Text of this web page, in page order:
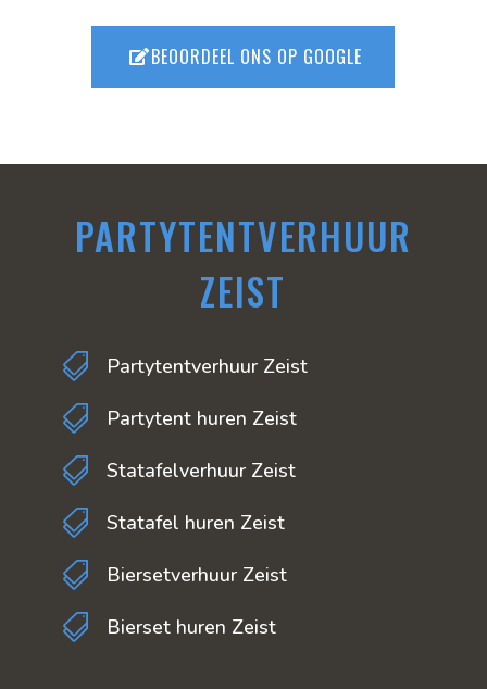
BEOORDEEL ONS OP GOOGLE
PARTYTENTVERHUUR
ZEIST
 Partytentverhuur Zeist
 Partytent huren Zeist
 Statafelverhuur Zeist
 Statafel huren Zeist
 Biersetverhuur Zeist
 Bierset huren Zeist